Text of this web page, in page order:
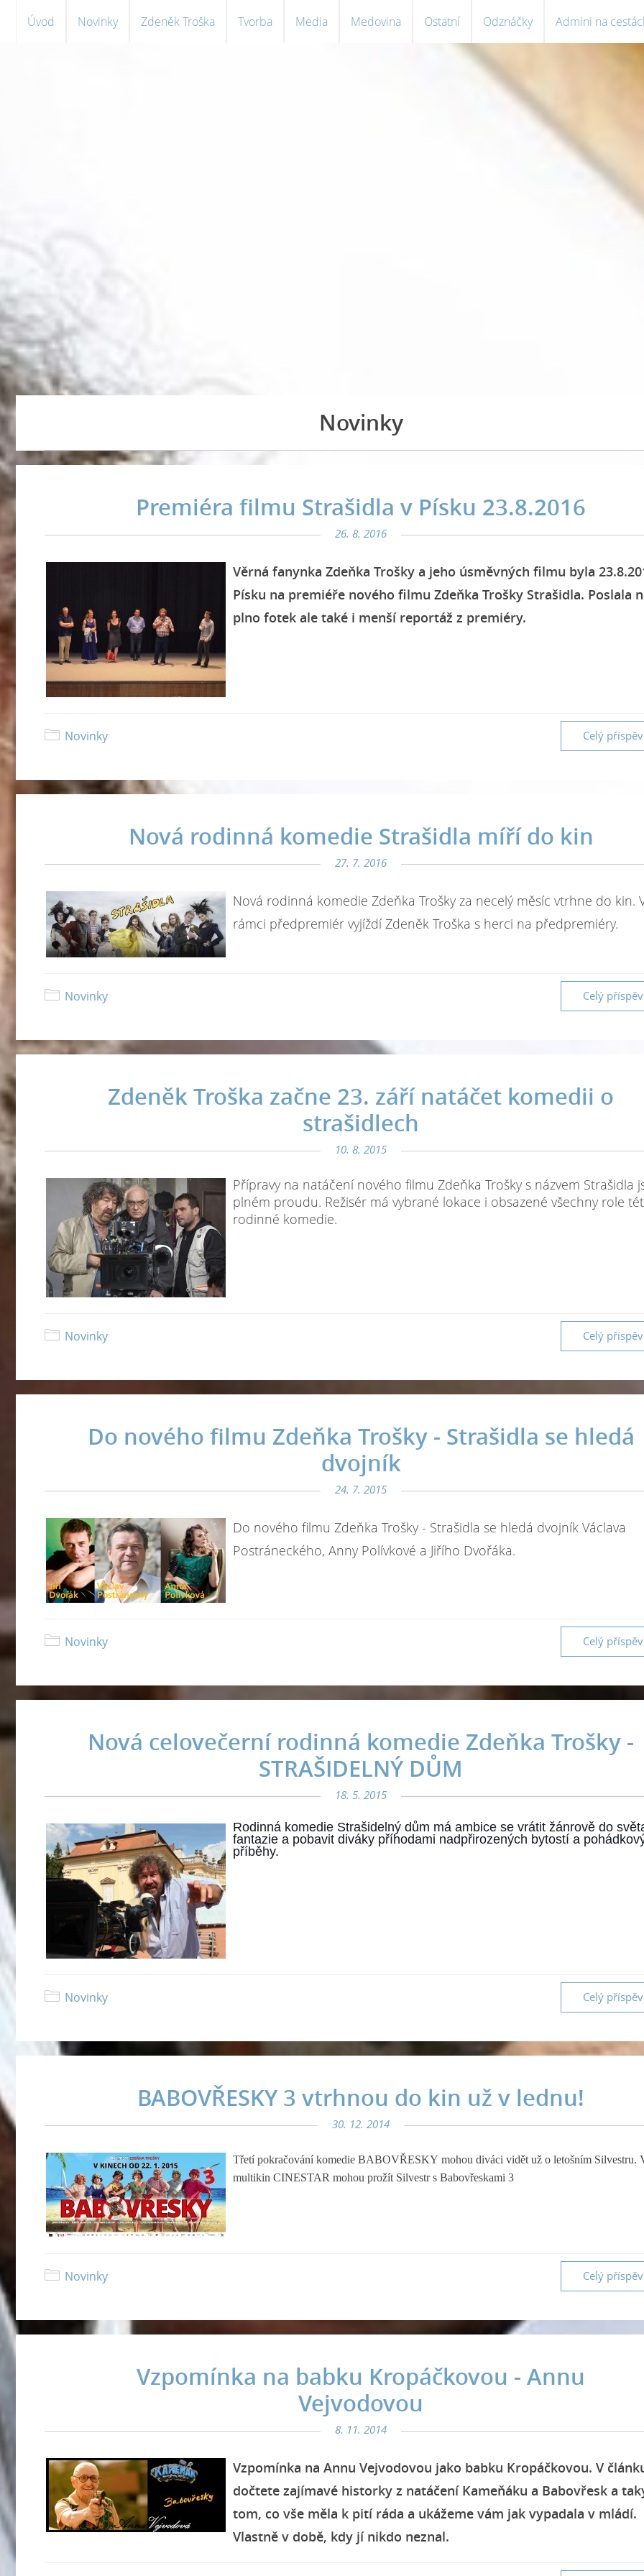
Úvod Novinky Zdeněk Troška Tvorba Media Medovina Ostatní Odznáčky Admini na
Novinky
Premiéra filmu Strašidla v Písku 23.8.2016
26. 8. 2016
Věrná fanynka Zdeňka Trošky a jeho úsměvných filmu byla
Písku na premiéře nového filmu Zdeňka Trošky Strašidla. Poslala
plno fotek ale také i menší reportáž z premiéry.
Celý
Novinky
Nová rodinná komedie Strašidla míří do kin
27. 7. 2016
Nová rodinná komedie Zdeňka Trošky za necelý měsíc vtrhne do kin.
rámci předpremiér vyjíždí Zdeněk Troška s herci na předpremiéry.
Celý
Novinky
Zdeněk Troška začne 23. září natáčet komedii o
strašidlech
10. 8. 2015
Přípravy na natáčení nového filmu Zdeňka Trošky s názvem Strašidla
plném proudu. Režisér má vybrané lokace i obsazené všechny role
rodinné komedie.
Celý
Novinky
Do nového filmu Zdeňka Trošky - Strašidla se hledá
dvojník
24. 7. 2015
Do nového filmu Zdeňka Trošky - Strašidla se hledá dvojník Václava
Postráneckého, Anny Polívkové a Jiřího Dvořáka.
Celý
Novinky
Nová celovečerní rodinná komedie Zdeňka Trošky -
STRAŠIDELNÝ DŮM
18. 5. 2015
Rodinná komedie Strašidelný dům má ambice se vrátit žánrově do
fantazie a pobavit diváky příhodami nadpřirozených bytostí a
příběhy.
Celý
Novinky
BABOVŘESKY 3 vtrhnou do kin už v lednu!
30. 12. 2014
Třetí pokračování komedie BABOVŘESKY mohou diváci vidět už o letošním Silvestru.
multikin CINESTAR mohou prožít Silvestr s Babovřeskami 3
Celý
Novinky
Vzpomínka na babku Kropáčkovou - Annu
Vejvodovou
8. 11. 2014
Vzpomínka na Annu Vejvodovou jako babku Kropáčkovou. V
dočtete zajímavé historky z natáčení Kameňáku a Babovřesk a
tom, co vše měla k pití ráda a ukážeme vám jak vypadala v mládí.
Vlastně v době, kdy jí nikdo neznal.